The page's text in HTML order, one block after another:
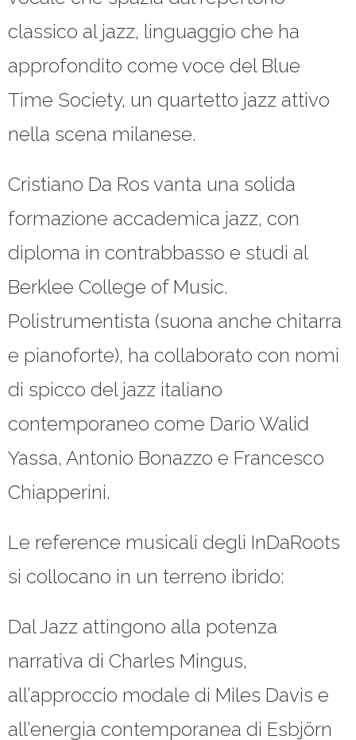
classico al jazz, linguaggio che ha
approfondito come voce del Blue
Time Society, un quartetto jazz attivo
nella scena milanese.
Cristiano Da Ros vanta una solida
formazione accademica jazz, con
diploma in contrabbasso e studi al
Berklee College of Music.
Polistrumentista (suona anche chitarra
e pianoforte), ha collaborato con nomi
di spicco del jazz italiano
contemporaneo come Dario Walid
Yassa, Antonio Bonazzo e Francesco
Chiapperini.
Le reference musicali degli InDaRoots
si collocano in un terreno ibrido:
Dal Jazz attingono alla potenza
narrativa di Charles Mingus,
all’approccio modale di Miles Davis e
all’energia contemporanea di Esbjörn